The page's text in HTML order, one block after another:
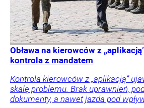
Obława na kierowców z
kontrola z mandatem
Kontrola kierowców z „aplikacją”
skalę problemu. Brak uprawnień,
dokumenty, a nawet jazda pod